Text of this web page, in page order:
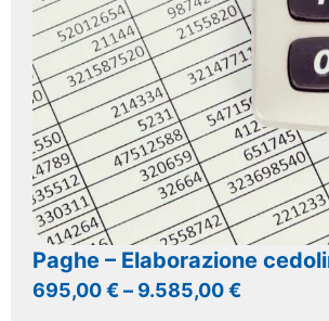
Paghe – Elaborazione
695,00€– 9.585,00€